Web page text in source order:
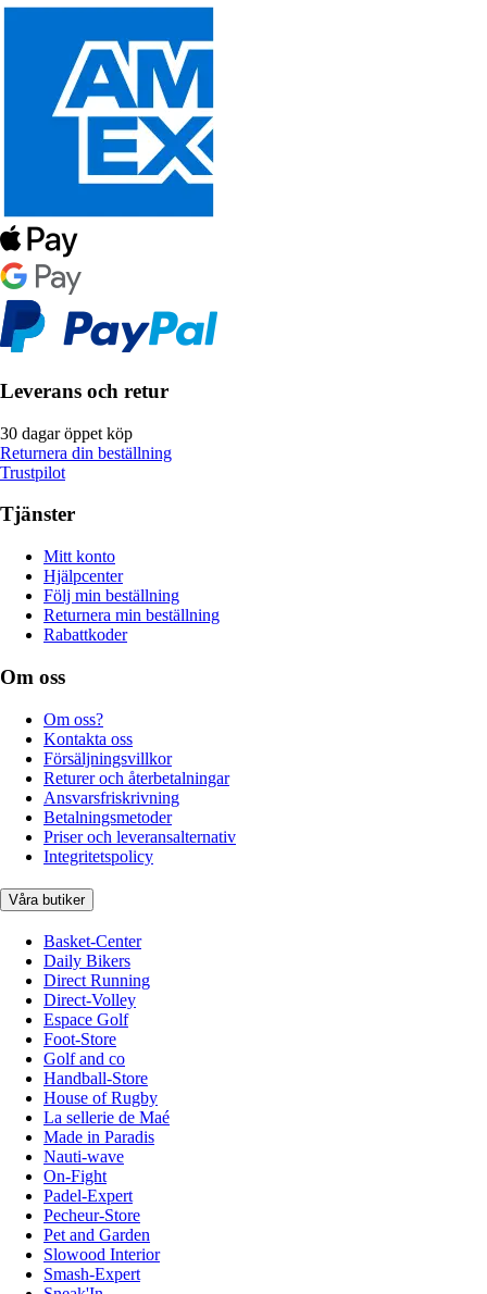
Leverans och retur
30 dagar öppet köp
Returnera din beställning
Trustpilot
Tjänster
Mitt konto
Hjälpcenter
Följ min beställning
Returnera min beställning
Rabattkoder
Om oss
Om oss?
Kontakta oss
Försäljningsvillkor
Returer och återbetalningar
Ansvarsfriskrivning
Betalningsmetoder
Priser och leveransalternativ
Integritetspolicy
Våra butiker
Basket-Center
Daily Bikers
Direct Running
Direct-Volley
Espace Golf
Foot-Store
Golf and co
Handball-Store
House of Rugby
La sellerie de Maé
Made in Paradis
Nauti-wave
On-Fight
Padel-Expert
Pecheur-Store
Pet and Garden
Slowood Interior
Smash-Expert